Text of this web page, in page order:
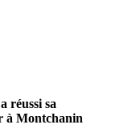
réussi sa
à Montchanin